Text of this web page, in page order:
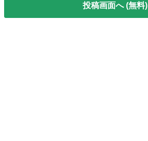
投稿画面へ (無料)